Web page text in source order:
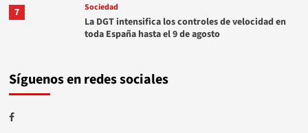
7 Sociedad
La DGT intensifica los controles de velocidad en
toda España hasta el 9 de agosto
Síguenos en redes sociales
Facebook